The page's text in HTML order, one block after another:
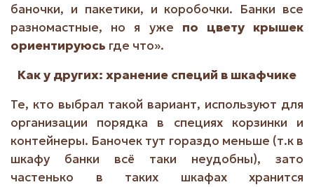
баночки, и пакетики, и коробочки. Банки все
разномастные, но я уже по цвету крышек
ориентируюсь где что».
Как у других: хранение специй в шкафчике
Те, кто выбрал такой вариант, используют для
организации порядка в специях корзинки и
контейнеры. Баночек тут гораздо меньше (т.к в
шкафу банки всё таки неудобны), зато
частенько в таких шкафах хранится